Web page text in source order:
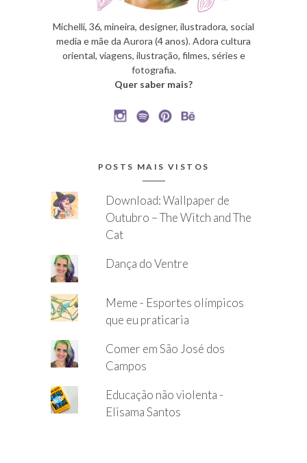
Michelli, 36, mineira, designer, ilustradora, social
media e mãe da Aurora (4 anos). Adora cultura
oriental, viagens, ilustração, filmes, séries e
fotografia.
Quer saber mais?
POSTS MAIS VISTOS
Download: Wallpaper de
Outubro – The Witch and The
Cat
Dança do Ventre
Meme - Esportes olímpicos
que eu praticaria
Comer em São José dos
Campos
Educação não violenta -
Elisama Santos